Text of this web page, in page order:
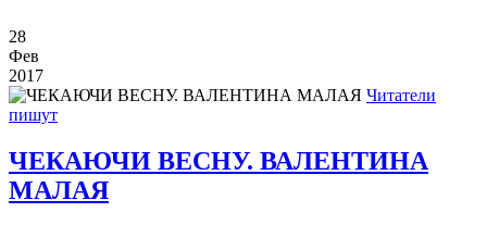
28
Фев
2017
Читатели
пишут
ЧЕКАЮЧИ ВЕСНУ. ВАЛЕНТИНА
МАЛАЯ